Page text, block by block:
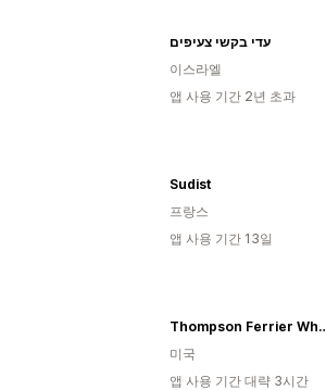
עדי בקשי צעיפים
이스라엘
앱 사용 기간 2년 초과
Sudist
프랑스
앱 사용 기간 13일
Thompson
미국
앱 사용 기간 대략 3시간